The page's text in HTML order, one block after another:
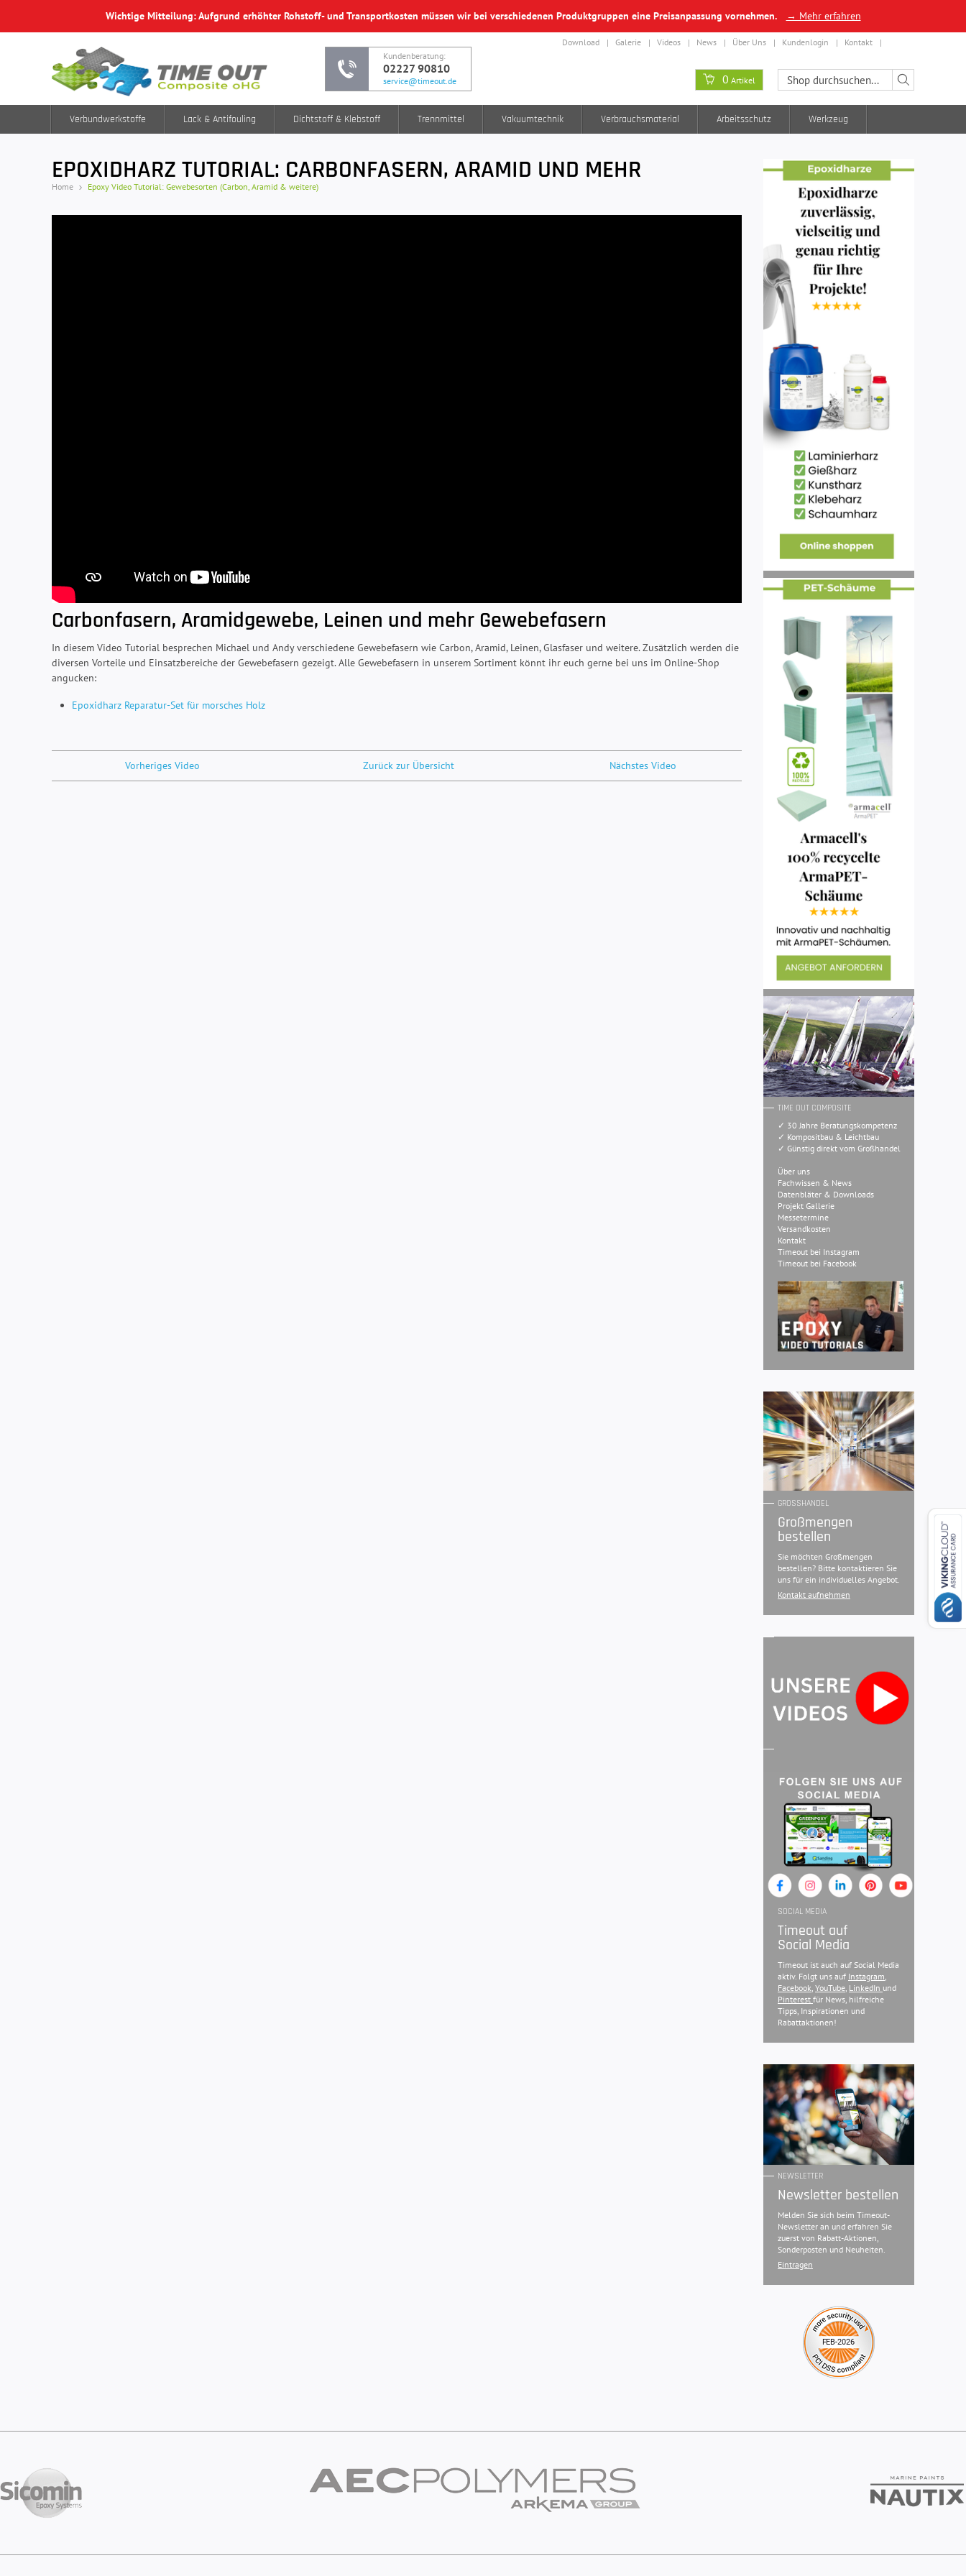
Wichtige Mitteilung: Aufgrund erhöhter Rohstoff- und Transportkosten müssen wir bei verschiedenen Produktgruppen eine Preisanpassung vornehmen. → Mehr erfahren
Kundenberatung:
02227 90810
service@timeout.de
Download Galerie Videos News Über Uns Kundenlogin Kontakt
0 Artikel
Verbundwerkstoffe Lack & Antifouling Dichtstoff & Klebstoff Trennmittel Vakuumtechnik Verbrauchsmaterial Arbeitsschutz Werkzeug
EPOXIDHARZ TUTORIAL: CARBONFASERN, ARAMID UND MEHR
Home Epoxy Video Tutorial: Gewebesorten (Carbon, Aramid & weitere)
Carbonfasern, Aramidgewebe, Leinen und mehr Gewebefasern
In diesem Video Tutorial besprechen Michael und Andy verschiedene Gewebefasern wie Carbon, Aramid, Leinen, Glasfaser und weitere. Zusätzlich werden die
diversen Vorteile und Einsatzbereiche der Gewebefasern gezeigt. Alle Gewebefasern in unserem Sortiment könnt ihr euch gerne bei uns im Online-Shop
angucken:
Epoxidharz Reparatur-Set für morsches Holz
Vorheriges Video Zurück zur Übersicht Nächstes Video
TIME OUT COMPOSITE
✓ 30 Jahre Beratungskompetenz
✓ Kompositbau & Leichtbau
✓ Günstig direkt vom Großhandel
Über uns
Fachwissen & News
Datenbläter & Downloads
Projekt Gallerie
Messetermine
Versandkosten
Kontakt
Timeout bei Instagram
Timeout bei Facebook
GROSSHANDEL
Großmengen
bestellen
Sie möchten Großmengen
bestellen? Bitte kontaktieren Sie
uns für ein individuelles Angebot.
Kontakt aufnehmen
SOCIAL MEDIA
Timeout auf
Social Media
Timeout ist auch auf Social Media
aktiv. Folgt uns auf Instagram,
Facebook, YouTube, LinkedIn und
Pinterest für News, hilfreiche
Tipps, Inspirationen und
Rabattaktionen!
NEWSLETTER
Newsletter bestellen
Melden Sie sich beim Timeout-
Newsletter an und erfahren Sie
zuerst von Rabatt-Aktionen,
Sonderposten und Neuheiten.
Eintragen